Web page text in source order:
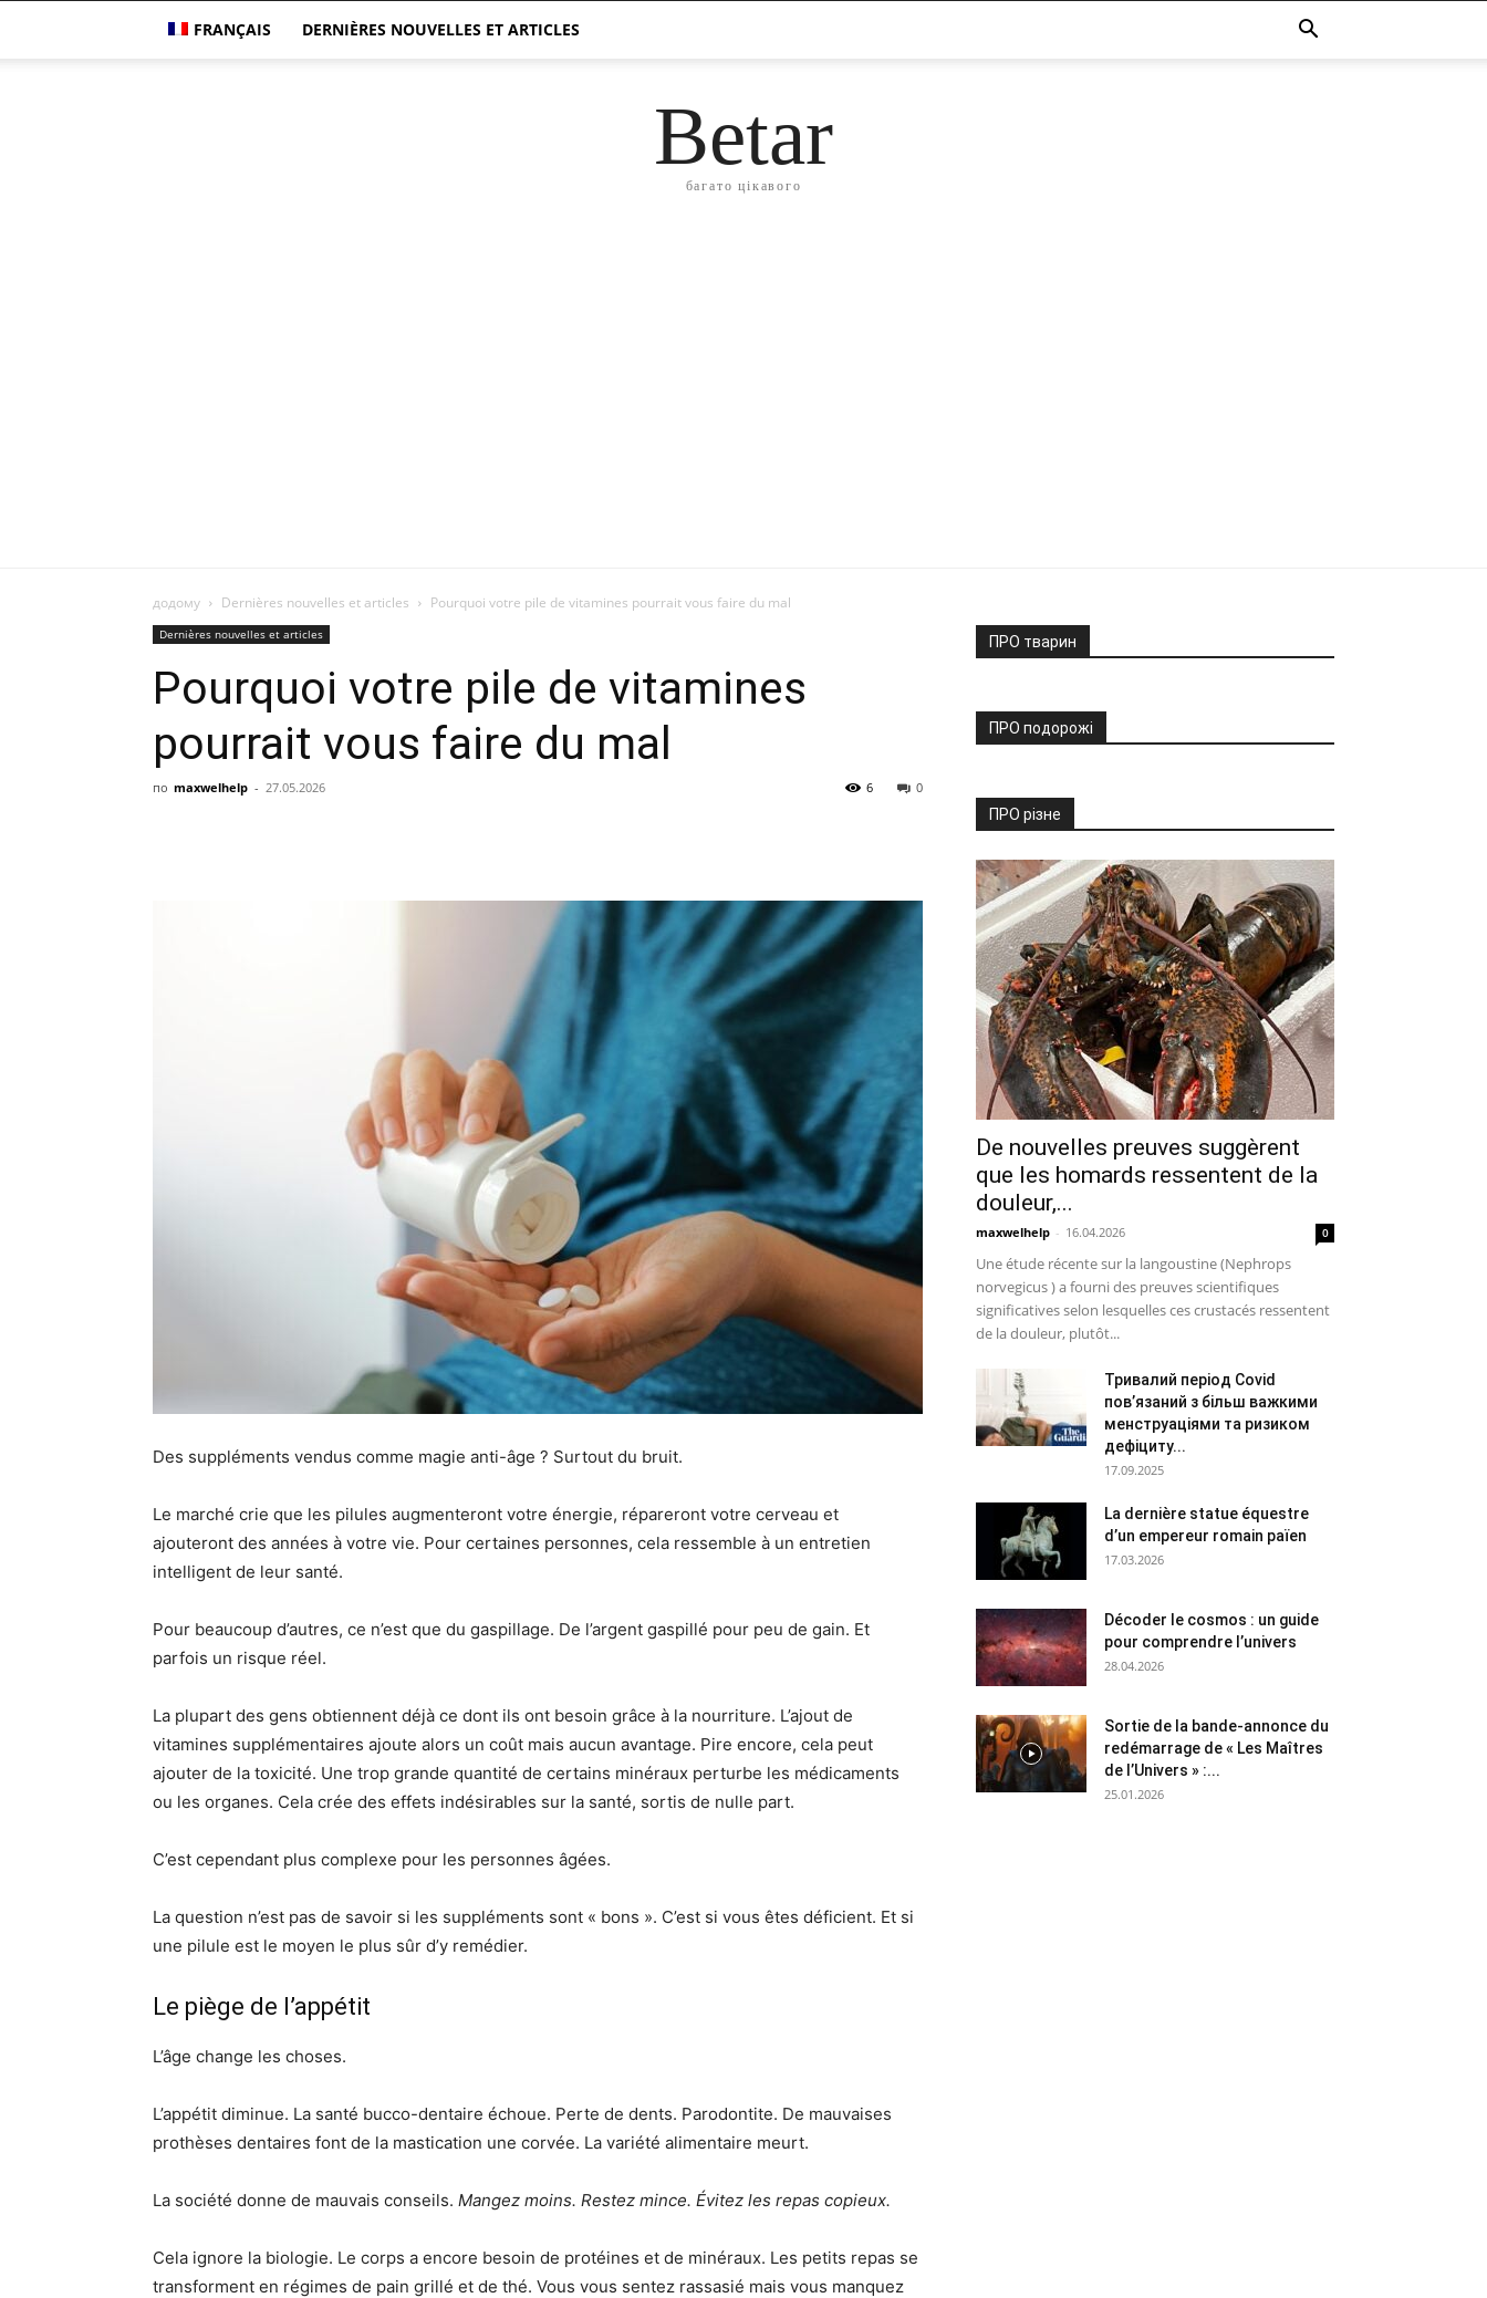
FRANÇAIS DERNIÈRES NOUVELLES ET ARTICLES
Betar
багато цікавого
додому Dernières nouvelles et articles Pourquoi votre pile de vitamines pourrait vous faire du mal
Dernières nouvelles et articles
Pourquoi votre pile de vitamines
pourrait vous faire du mal
по maxwelhelp - 27.05.2026 0
6
Des suppléments vendus comme magie anti-âge ? Surtout du bruit.
Le marché crie que les pilules augmenteront votre énergie, répareront votre cerveau et
ajouteront des années à votre vie. Pour certaines personnes, cela ressemble à un entretien
intelligent de leur santé.
Pour beaucoup d’autres, ce n’est que du gaspillage. De l’argent gaspillé pour peu de gain. Et
parfois un risque réel.
La plupart des gens obtiennent déjà ce dont ils ont besoin grâce à la nourriture. L’ajout de
vitamines supplémentaires ajoute alors un coût mais aucun avantage. Pire encore, cela peut
ajouter de la toxicité. Une trop grande quantité de certains minéraux perturbe les médicaments
ou les organes. Cela crée des effets indésirables sur la santé, sortis de nulle part.
C’est cependant plus complexe pour les personnes âgées.
La question n’est pas de savoir si les suppléments sont « bons ». C’est si vous êtes déficient. Et si
une pilule est le moyen le plus sûr d’y remédier.
Le piège de l’appétit
L’âge change les choses.
L’appétit diminue. La santé bucco-dentaire échoue. Perte de dents. Parodontite. De mauvaises
prothèses dentaires font de la mastication une corvée. La variété alimentaire meurt.
La société donne de mauvais conseils. Mangez moins. Restez mince. Évitez les repas copieux.
Cela ignore la biologie. Le corps a encore besoin de protéines et de minéraux. Les petits repas se
transforment en régimes de pain grillé et de thé. Vous vous sentez rassasié mais vous manquez
ПРО тварин
ПРО подорожі
ПРО різне
De nouvelles preuves suggèrent
que les homards ressentent de la
douleur,...
maxwelhelp - 16.04.2026 0
Une étude récente sur la langoustine (Nephrops
norvegicus ) a fourni des preuves scientifiques
significatives selon lesquelles ces crustacés ressentent
de la douleur, plutôt...
Тривалий період Covid
пов’язаний з більш важкими
менструаціями та ризиком
дефіциту...
17.09.2025
La dernière statue équestre
d’un empereur romain païen
17.03.2026
Décoder le cosmos : un guide
pour comprendre l’univers
28.04.2026
Sortie de la bande-annonce du
redémarrage de « Les Maîtres
de l’Univers » :...
25.01.2026